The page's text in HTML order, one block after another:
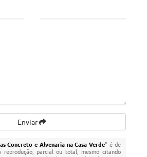
Enviar
Concreto e Alvenaria na Casa Verde" é de
reprodução, parcial ou total, mesmo citando